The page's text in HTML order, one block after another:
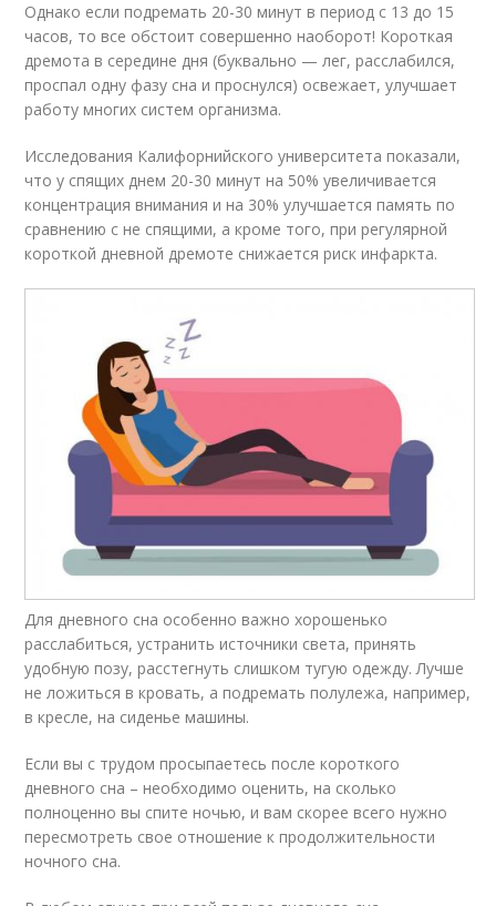
Однако если подремать 20-30 минут в период с 13 до 15
часов, то все обстоит совершенно наоборот! Короткая
дремота в середине дня (буквально — лег, расслабился,
проспал одну фазу сна и проснулся) освежает, улучшает
работу многих систем организма.
Исследования Калифорнийского университета показали,
что у спящих днем 20-30 минут на 50% увеличивается
концентрация внимания и на 30% улучшается память по
сравнению с не спящими, а кроме того, при регулярной
короткой дневной дремоте снижается риск инфаркта.
Для дневного сна особенно важно хорошенько
расслабиться, устранить источники света, принять
удобную позу, расстегнуть слишком тугую одежду. Лучше
не ложиться в кровать, а подремать полулежа, например,
в кресле, на сиденье машины.
Если вы с трудом просыпаетесь после короткого
дневного сна – необходимо оценить, на сколько
полноценно вы спите ночью, и вам скорее всего нужно
пересмотреть свое отношение к продолжительности
ночного сна.